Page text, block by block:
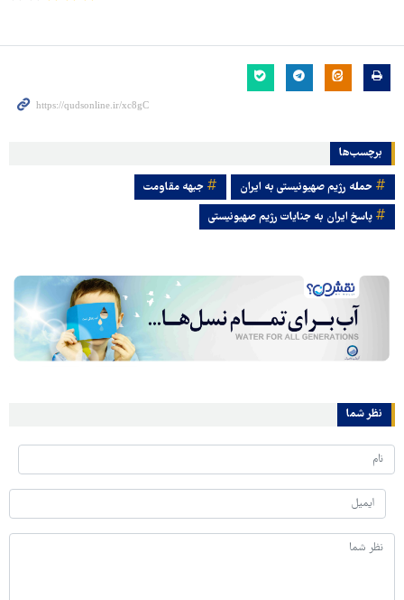
برچسب‌ها
حمله رژیم صهیونیستی به ایران
جبهه مقاومت
پاسخ ایران به جنایات رژیم صهیونیستی
نظر شما